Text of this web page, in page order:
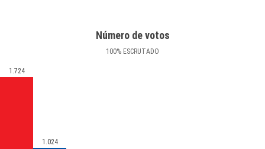
Número de votos
100% ESCRUTADO
1.724
1.024